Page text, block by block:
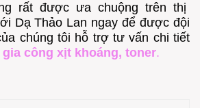
rất được ưa chuộng trên thị
Dạ Thảo Lan ngay để được đội
chúng tôi hỗ trợ tư vấn chi tiết
gia công xịt khoáng, toner.